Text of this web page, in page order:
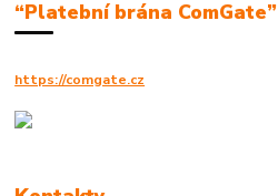
“Platební brána ComGate”
https://comgate.cz